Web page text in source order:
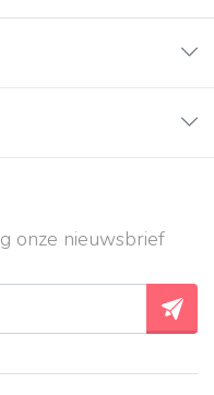
onze nieuwsbrief